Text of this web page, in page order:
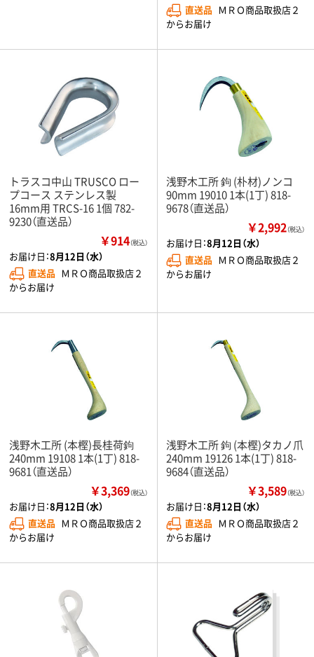
直送品 ＭＲＯ商品取扱店２
からお届け
トラスコ中山 TRUSCO ロー
プコース ステンレス製
16mm用 TRCS-16 1個 782-
9230（直送品）
￥914（税込）
お届け日：8月12日（水）
直送品 ＭＲＯ商品取扱店２
からお届け
浅野木工所 鉤 (朴材)ノンコ
90mm 19010 1本(1丁) 818-
9678（直送品）
￥2,992（税込）
お届け日：8月12日（水）
直送品 ＭＲＯ商品取扱店２
からお届け
浅野木工所 (本樫)長桂荷鉤
240mm 19108 1本(1丁) 818-
9681（直送品）
￥3,369（税込）
お届け日：8月12日（水）
直送品 ＭＲＯ商品取扱店２
からお届け
浅野木工所 鉤 (本樫)タカノ爪
240mm 19126 1本(1丁) 818-
9684（直送品）
￥3,589（税込）
お届け日：8月12日（水）
直送品 ＭＲＯ商品取扱店２
からお届け